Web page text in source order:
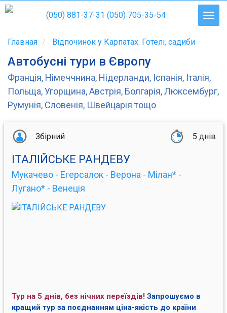
(050) 881-37-31 (050) 705-35-54
Главная Відпочинок у Карпатах. Готелі, садиби
Автобусні тури в Європу
Франція, Німеччнина, Нідерланди, Іспанія, Італія,
Польща, Угорщина, Австрія, Болгарія, Люксембург,
Румунія, Словенія, Швейцарія тощо
Збірний 5 днів
ІТАЛІЙСЬКЕ РАНДЕВУ
Мукачево - Егерсалок - Верона - Мілан* -
Лугано* - Венеція
Тур на 5 днів, без нічних переїздів! Запрошуємо в
кращий тур за поєднанням ціна-якість до країни